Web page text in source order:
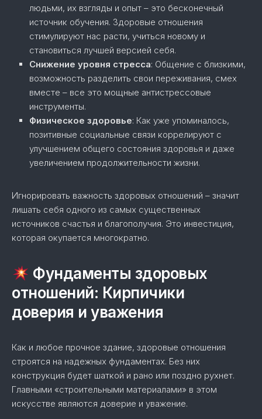
людьми, их взгляды и опыт – это бесконечный
источник обучения. Здоровые отношения
стимулируют нас расти, учиться новому и
становиться лучшей версией себя.
Снижение уровня стресса: Общение с близкими,
возможность разделить свои переживания, смех
вместе – все это мощные антистрессовые
инструменты.
Физическое здоровье: Как уже упоминалось,
позитивные социальные связи коррелируют с
улучшением общего состояния здоровья и даже
увеличением продолжительности жизни.
Игнорировать важность здоровых отношений – значит
лишать себя одного из самых существенных
источников счастья и благополучия. Это инвестиция,
которая окупается многократно.
Фундаменты здоровых
отношений: Кирпичики
доверия и уважения
Как и любое прочное здание, здоровые отношения
строятся на надежных фундаментах. Без них
конструкция будет шаткой и рано или поздно рухнет.
Главными «строительными материалами» в этом
искусстве являются доверие и уважение.